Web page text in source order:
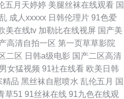
五月天婷婷 美腿丝袜在线观看 国
成人xxxxx 日韩伦理片 91色爱
美在线tv 加勒比在线视屏 国产美
高清自拍一区 第一页草草影院
二区 日韩a级电影 国产二区高清
女猛视频 91社在线看 欧美日韩
精品 黑丝袜自慰喷水 乱伦五月 国
草51 91丝袜在线 91九色在线观